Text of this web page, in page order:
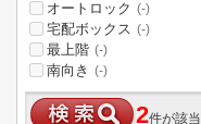
オートロック (-)
宅配ボックス (-)
最上階 (-)
南向き (-)
2件が該当